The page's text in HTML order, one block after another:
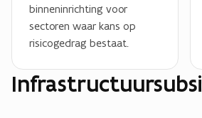
binneninrichting voor
sectoren waar kans op
risicogedrag bestaat.